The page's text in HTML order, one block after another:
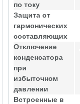
по току
Защита от
гармонических
составляющих
Отключение
конденсатора
при
избыточном
давлении
Встроенные в